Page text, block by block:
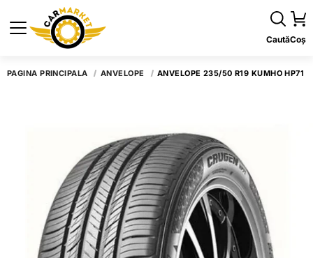
CautăCoș
PAGINA PRINCIPALĂ ANVELOPE ANVELOPE 235/50 R19 KUMHO HP71